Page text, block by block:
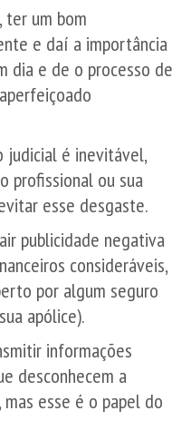
ter um bom
e daí a importância
dia e de o processo de
judicial é inevitável,
profissional ou sua
esse desgaste.
publicidade negativa
consideráveis,
por algum seguro
apólice).
informações
desconhecem a
esse é o papel do